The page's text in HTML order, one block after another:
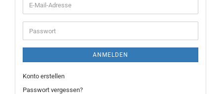
ANMELDEN
Konto erstellen
Passwort vergessen?